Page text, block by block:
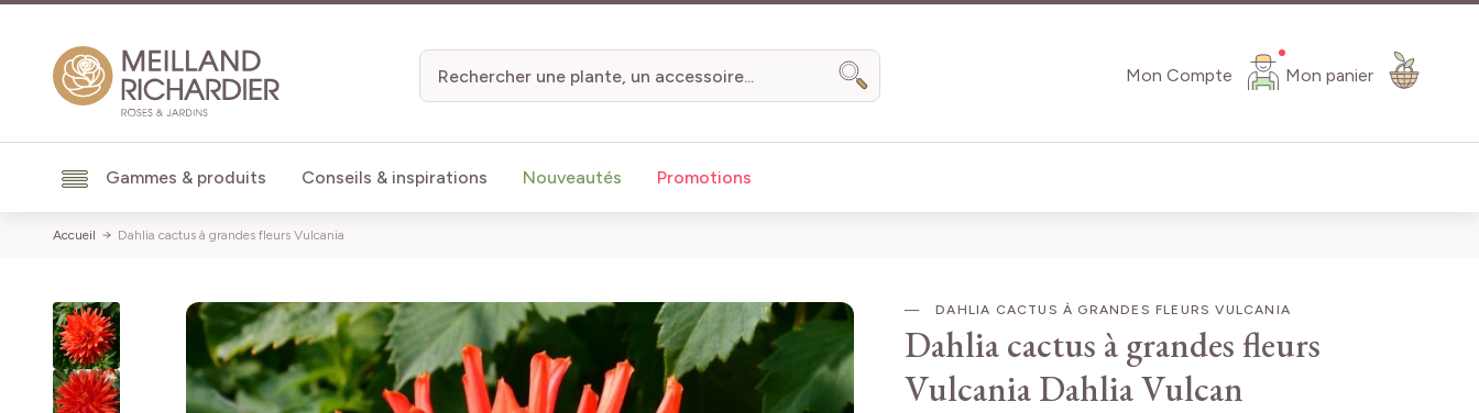
Mon Compte Mon panier
Gammes & produits Conseils & inspirations Nouveautés Promotions
Chercher
Accueil Dahlia cactus à grandes fleurs Vulcania
DAHLIA CACTUS À GRANDES FLEURS VULCANIA
Dahlia cactus à grandes fleurs
VulcaniaDahlia Vulcan